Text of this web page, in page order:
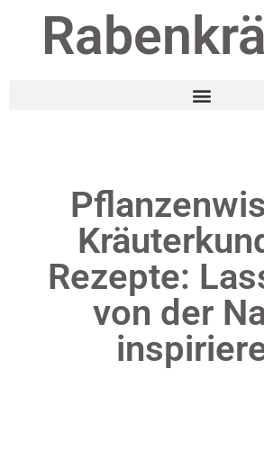
Rezepte:
von der